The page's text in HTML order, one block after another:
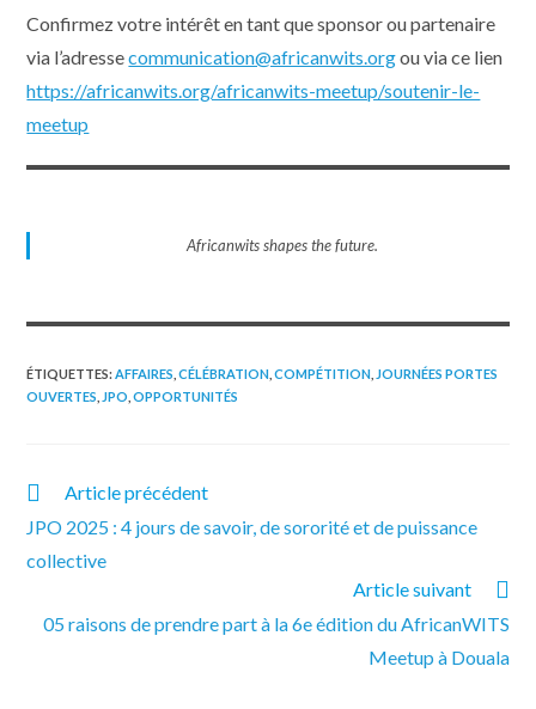
Confirmez votre intérêt en tant que sponsor ou partenaire
via l’adressecommunication@africanwits.orgou via ce lien
https://africanwits.org/africanwits-meetup/soutenir-le-
meetup
Africanwits shapes the future.
ÉTIQUETTES:AFFAIRES CÉLÉBRATION COMPÉTITION JOURNÉES PORTES
OUVERTES JPO OPPORTUNITÉS
Article précédent
JPO 2025 : 4 jours de savoir, de sororité et de puissance
collective
Article suivant
05 raisons de prendre part à la 6e édition du AfricanWITS
Meetup à Douala